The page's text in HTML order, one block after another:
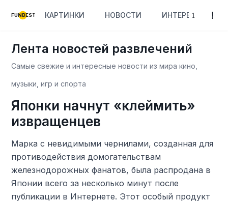
FUNBEST КАРТИНКИ НОВОСТИ ИНТЕРЕСНОЕ
Лента новостей развлечений
Самые свежие и интересные новости из мира кино,
музыки, игр и спорта
Японки начнут «клеймить»
извращенцев
Марка с невидимыми чернилами, созданная для
противодействия домогательствам
железнодорожных фанатов, была распродана в
Японии всего за несколько минут после
публикации в Интернете. Этот особый продукт